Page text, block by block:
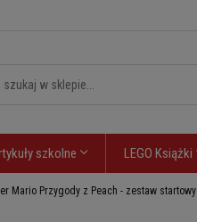
szkolne LEGO Książki
Mario Przygody z Peach - zestaw startowy